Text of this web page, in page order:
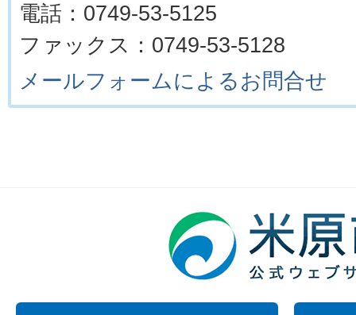
電話：0749-53-5125
ファックス：0749-53-5128
メールフォームによるお問合せ